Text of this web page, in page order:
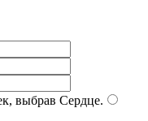
выбрав Сердце.